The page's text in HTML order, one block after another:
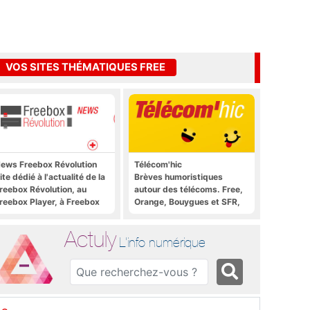
VOS SITES THÉMATIQUES FREE
Freebox Révolution
dédié à l'actualité de la
Révolution, au
Player, à Freebox
Télécom'hic
Brèves humoristiques
autour des télécoms. Free,
Orange, Bouygues et SFR,
Actuly L'info numérique